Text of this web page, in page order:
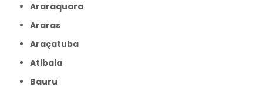
Araraquara
Araras
Araçatuba
Atibaia
Bauru